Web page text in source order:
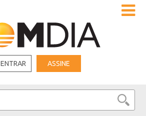
ENTRAR ASSINE